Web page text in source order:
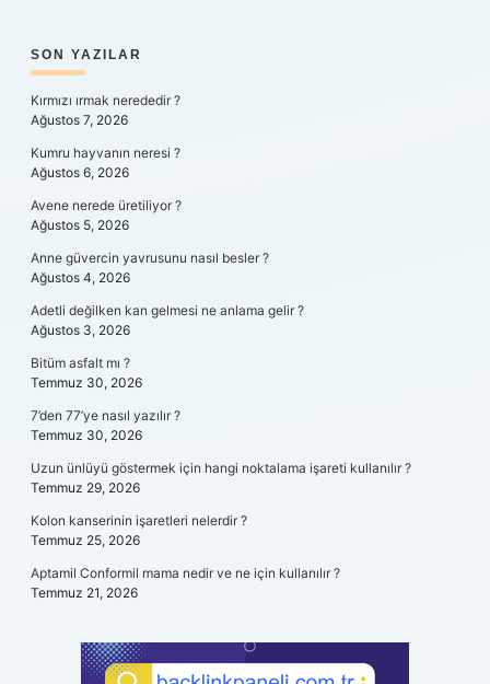
SIDEBAR
SON YAZILAR
Kırmızı ırmak nerededir ?
Ağustos 7, 2026
Kumru hayvanın neresi ?
Ağustos 6, 2026
Avene nerede üretiliyor ?
Ağustos 5, 2026
Anne güvercin yavrusunu nasıl besler ?
Ağustos 4, 2026
Adetli değilken kan gelmesi ne anlama gelir ?
Ağustos 3, 2026
Bitüm asfalt mı ?
Temmuz 30, 2026
7’den 77’ye nasıl yazılır ?
Temmuz 30, 2026
Uzun ünlüyü göstermek için hangi noktalama işareti kullanılır ?
Temmuz 29, 2026
Kolon kanserinin işaretleri nelerdir ?
Temmuz 25, 2026
Aptamil Conformil mama nedir ve ne için kullanılır ?
Temmuz 21, 2026